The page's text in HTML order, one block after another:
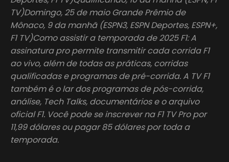
TV)Domingo, 25 de maio Grande Prêmio de
Mônaco, 9 da manhã (ESPN3, ESPN Deportes, ESPN+,
F1 TV)Como assistir a temporada de 2025 F1: A
assinatura pro permite transmitir cada corrida F1
ao vivo, além de todas as práticas, corridas
qualificadas e programas de pré-corrida. A TV F1
também é o lar dos programas de pós-corrida,
análise, Tech Talks, documentários e o arquivo
oficial F1. Você pode se inscrever na F1 TV Pro por
11,99 dólares ou pagar 85 dólares por toda a
temporada.